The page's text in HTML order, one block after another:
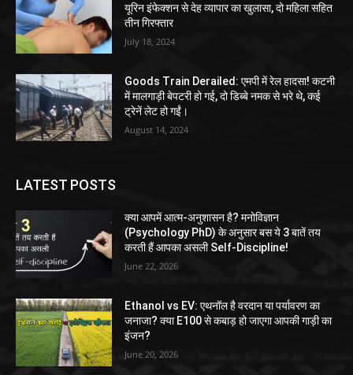
यूरिन इंफेक्शन से देह व्यापार का खुलासा, दो महिला सहित
तीन गिरफ्तार
July 18, 2024
Goods Train Derailed: एमपी में रेल हादसा! कटनी
में मालगाड़ी बेपटरी हो गई, दो डिब्बे नमक से भरे थे, कई
ट्रेनें लेट हो गईं।
August 14, 2024
LATEST POSTS
क्या आपमें आत्म-अनुशासन है? मनोविज्ञान
(Psychology PhD) के अनुसार बस ये 3 बातें तय
करती हैं आपका असली Self-Discipline!
June 22, 2026
Ethanol vs EV: एथनॉल है वरदान या पर्यावरण का
जनाजा? क्या E100 से कबाड़ हो जाएगा आपकी गाड़ी का
इंजन?
June 20, 2026